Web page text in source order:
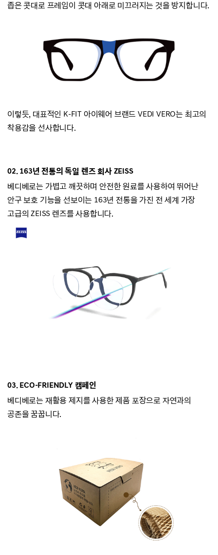
좁은 콧대로 프레임이 콧대 아래로 미끄러지는 것을 방지합니다.
이렇듯, 대표적인 K-FIT 아이웨어 브랜드VEDI VERO는 최고의
착용감을 선사합니다.
02. 163년 전통의 독일 렌즈 회사 ZEISS
베디베로는 가볍고 깨끗하며 안전한 원료를 사용하여 뛰어난
안구 보호 기능을 선보이는 163년 전통을 가진 전 세계 가장
고급의 ZEISS 렌즈를 사용합니다.
03. ECO-FRIENDLY 캠페인
베디베로는 재활용 제지를 사용한 제품 포장으로 자연과의
공존을 꿈꿉니다.